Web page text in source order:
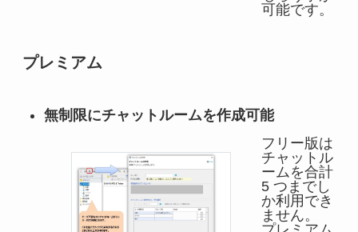
可能です。
プレミアム
無制限にチャットルームを作成可能
フリー版は
チャットル
ームを合計
5 つまでし
か利用でき
ません。